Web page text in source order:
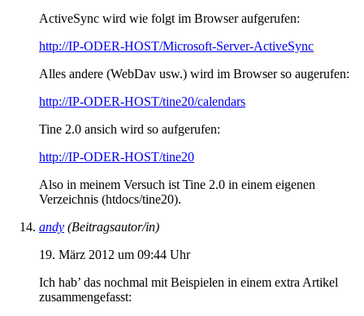
ActiveSync wird wie folgt im Browser aufgerufen:
http://IP-ODER-HOST/Microsoft-Server-ActiveSync
Alles andere (WebDav usw.) wird im Browser so augerufen:
http://IP-ODER-HOST/tine20/calendars
Tine 2.0 ansich wird so aufgerufen:
http://IP-ODER-HOST/tine20
Also in meinem Versuch ist Tine 2.0 in einem eigenen
Verzeichnis (htdocs/tine20).
andy (Beitragsautor/in)
19. März 2012 um 09:44 Uhr
Ich hab’ das nochmal mit Beispielen in einem extra Artikel
zusammengefasst: